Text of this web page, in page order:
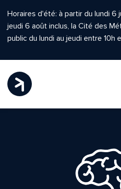
Horaires d'été: à partir du lundi 6
jeudi 6 août inclus, la Cité des
public du lundi au jeudi entre 10h